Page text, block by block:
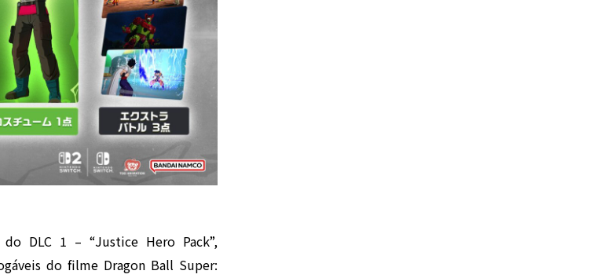
DLC 1 – “Justice Hero Pack”,
do filme Dragon Ball Super: